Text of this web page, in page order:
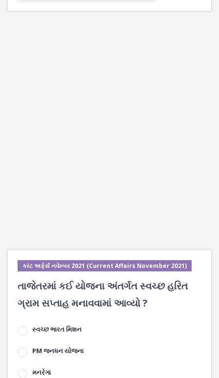
કરંટ અફેર્સ નવેમ્બર 2021 (Current Affairs November 2021)
તાજેતરમાં કઈ યોજના અંતર્ગત સ્વચ્છ હરિત
ગ્રામ સપ્તાહ મનાવવામાં આવ્યો ?
સ્વચ્છ ભારત મિશન
PM જનધન યોજના
મનરેગા